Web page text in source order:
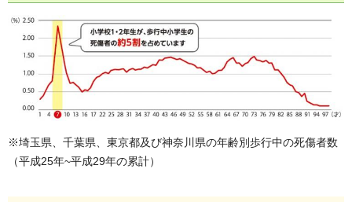
※埼玉県、千葉県、東京都及び神奈川県の年齢別歩行中の死傷者数
（平成25年~平成29年の累計）